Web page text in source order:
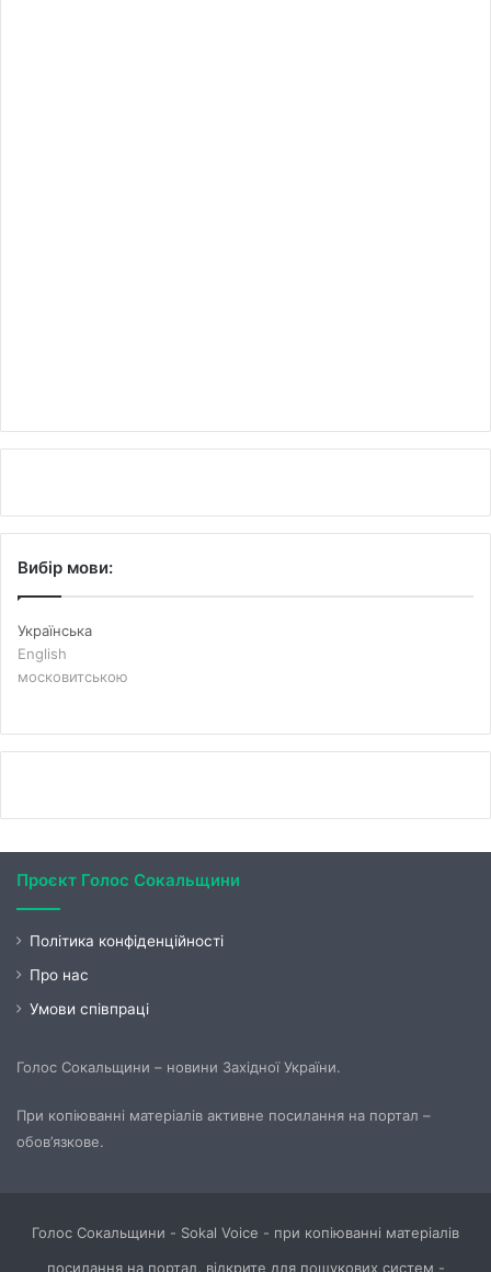
Вибір мови:
Українська
English
московитською
Проєкт Голос Сокальщини
Політика конфіденційності
Про нас
Умови співпраці
Голос Сокальщини – новини Західної України.
При копіюванні матеріалів активне посилання на портал –
обов’язкове.
Голос Сокальщини - Sokal Voice - при копіюванні матеріалів
посилання на портал, відкрите для пошукових систем -